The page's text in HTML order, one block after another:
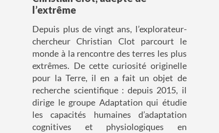
l’extrême
Depuis plus de vingt ans, l’explorateur-
chercheur Christian Clot parcourt le
monde à la rencontre des terres les plus
extrêmes. De cette curiosité originelle
pour la Terre, il en a fait un objet de
recherche scientifique : depuis 2015, il
dirige le groupe Adaptation qui étudie
les capacités humaines d’adaptation
cognitives et physiologiques en